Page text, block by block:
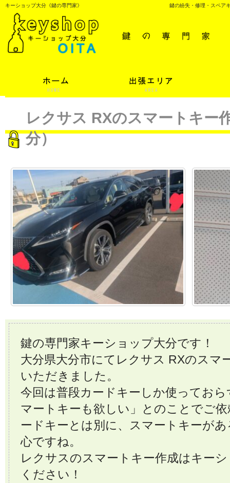
キーショップ大分《鍵の専門家》 鍵の紛失・修理・スペア
レクサス RXのスマートキー
分）
鍵の専門家キーショップ大分です！
大分県大分市にてレクサス RXのスマ
いただきました。
今回は普段カードキーしか使ってお
マートキーも欲しい」とのことでご
ードキーとは別に、スマートキーが
心ですね。
レクサスのスマートキー作成はキー
ください！